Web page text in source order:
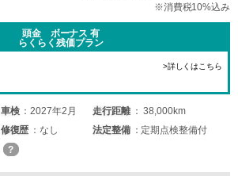
※消費税10%込み
頭金 ボーナス 有
らくらく残価プラン
>詳しくはこちら
車検 2027年2月 走行距離
38,000km
修復歴 なし 法定整備
定期点検整備付